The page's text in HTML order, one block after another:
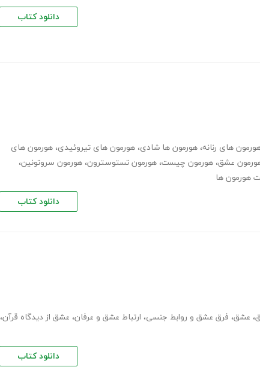
دانلود کتاب
های رنانه، هورمون ها شادی، هورمون های تیروئیدی، هورمون های
عشق، هورمون چیست، هورمون تستوسترون، هورمون سروتونین،
هورمون ها
دانلود کتاب
، عشق، فرق عشق و روابط جنسی، ارتباط عشق و عرفان، عشق از دیدگاه قرآن،
دانلود کتاب